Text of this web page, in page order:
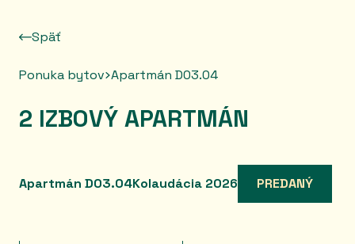
Späť
Ponuka bytov Apartmán D03.04
2 IZBOVÝ APARTMÁN
Apartmán D03.04Kolaudácia 2026 PREDANÝ